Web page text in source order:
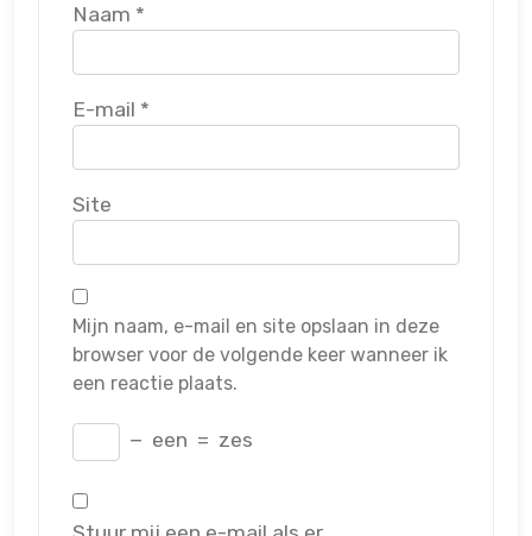
Naam *
E-mail *
Site
Mijn naam, e-mail en site opslaan in deze
browser voor de volgende keer wanneer ik
een reactie plaats.
− een = zes